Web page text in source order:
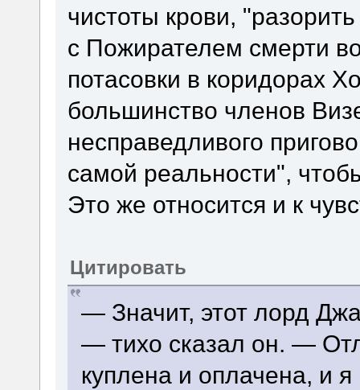
чистоты крови,
с Пожирателем смерти
потасовки в коридорах
большинство членов
несправедливого
самой реальности",
Это же относится и к
Цитировать
— Значит, этот лорд
— тихо сказал он. —
куплена и оплачена, и